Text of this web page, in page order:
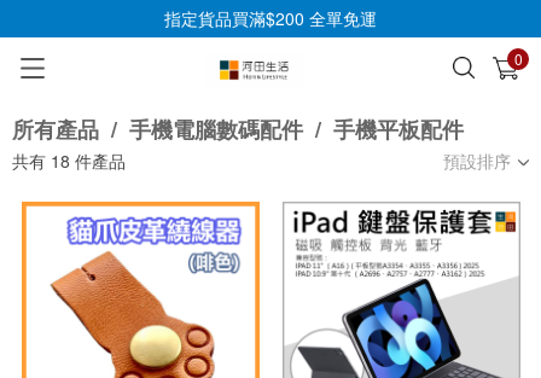
指定貨品買滿$200 全單免運
0
已加入購物車 查看
所有產品 / 手機電腦數碼配件 / 手機平板配件
共有 18 件產品 預設排序